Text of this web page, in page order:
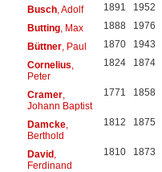
Busch, Adolf 1891 1952
Butting, Max 1888 1976
Büttner, Paul 1870 1943
Cornelius
Peter
1824 1874
Cramer,
Johann Baptist
1771 1858
Damcke,
Berthold
1812 1875
David,
Ferdinand
1810 1873